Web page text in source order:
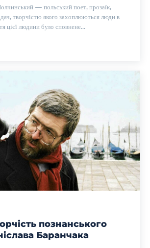
— польський поет, прозаїк,
творчістю якого захоплюються люди в
цієї людини було сповнене...
познанського
Баранчака